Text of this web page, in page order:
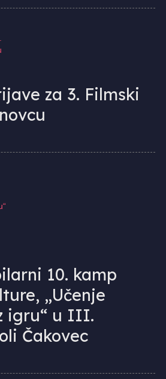
za 3. Filmski
10. kamp
„Učenje
igru“ u III.
Čakovec